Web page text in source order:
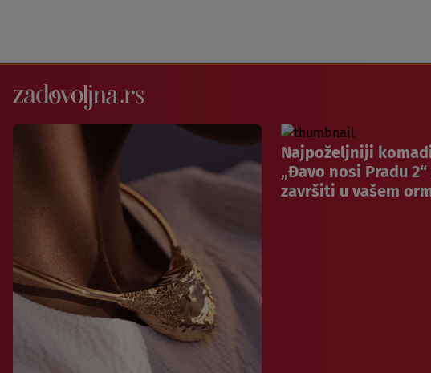
Najpoželjniji
„Đavo nosi Pradu
završiti u vašem